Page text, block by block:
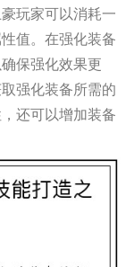
玩家可以消耗一
值。在强化装备
保强化效果更
强化装备所需的
还可以增加装备